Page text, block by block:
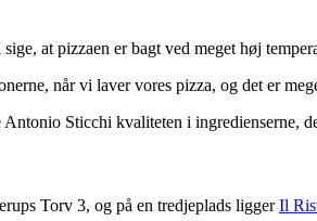
at pizzaen er bagt ved meget høj
når vi laver vores pizza, og det er
Sticchi kvaliteten i ingredienserne,
Torv 3, og på en tredjeplads liggerIl